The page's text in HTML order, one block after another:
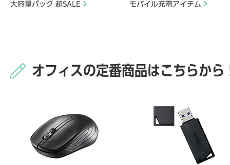
大容量パック 超SALE モバイル充電アイテム
オフィスの定番商品はこちらから